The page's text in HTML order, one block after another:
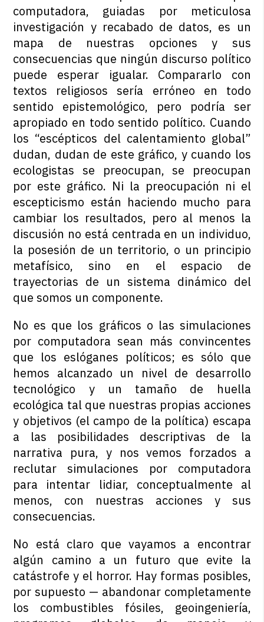
computadora, guiadas por meticulosa
investigación y recabado de datos, es un
mapa de nuestras opciones y sus
consecuencias que ningún discurso político
puede esperar igualar. Compararlo con
textos religiosos sería erróneo en todo
sentido epistemológico, pero podría ser
apropiado en todo sentido político. Cuando
los “escépticos del calentamiento global”
dudan, dudan de este gráfico, y cuando los
ecologistas se preocupan, se preocupan
por este gráfico. Ni la preocupación ni el
escepticismo están haciendo mucho para
cambiar los resultados, pero al menos la
discusión no está centrada en un individuo,
la posesión de un territorio, o un principio
metafísico, sino en el espacio de
trayectorias de un sistema dinámico del
que somos un componente.
No es que los gráficos o las simulaciones
por computadora sean más convincentes
que los eslóganes políticos; es sólo que
hemos alcanzado un nivel de desarrollo
tecnológico y un tamaño de huella
ecológica tal que nuestras propias acciones
y objetivos (el campo de la política) escapa
a las posibilidades descriptivas de la
narrativa pura, y nos vemos forzados a
reclutar simulaciones por computadora
para intentar lidiar, conceptualmente al
menos, con nuestras acciones y sus
consecuencias.
No está claro que vayamos a encontrar
algún camino a un futuro que evite la
catástrofe y el horror. Hay formas posibles,
por supuesto — abandonar completamente
los combustibles fósiles, geoingeniería,